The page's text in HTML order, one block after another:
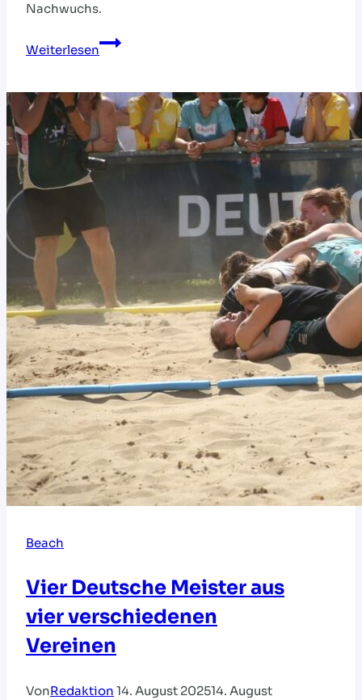
Nachwuchs.
Weiterlesen
VOLKSWAGEN
FÖRDERN
JUNGE
SPORTTALENTE
Beach
Vier Deutsche Meister aus
vier verschiedenen
Vereinen
VonRedaktion 14. August 202514. August